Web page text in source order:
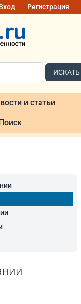
Вход Регистрация
ИСКАТЬ
и статьи
Поиск